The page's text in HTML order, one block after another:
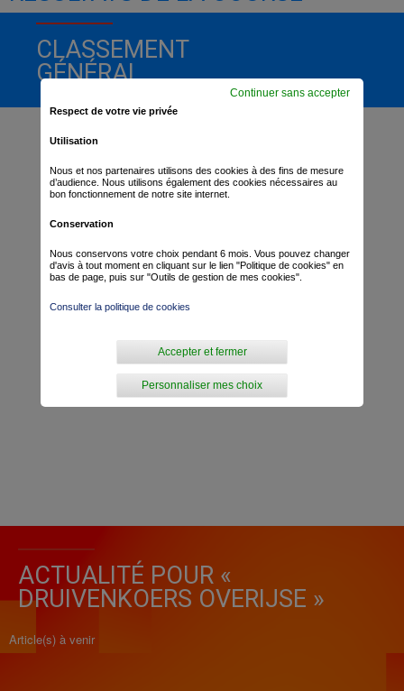
CLASSEMENT
GÉNÉRAL
ACTUALITÉ POUR «
DRUIVENKOERS OVERIJSE »
Article(s) à venir
Respect de votre vie privée
Utilisation
Nous et nos partenaires utilisons des cookies à des fins de mesure
d’audience. Nous utilisons également des cookies nécessaires au
bon fonctionnement de notre site internet.
Conservation
Nous conservons votre choix pendant 6 mois. Vous pouvez changer
d'avis à tout moment en cliquant sur le lien "Politique de cookies" en
bas de page, puis sur "Outils de gestion de mes cookies".
Consulter la politique de cookies
Personnaliser mes choix
Accepter et fermer
Continuer sans accepter